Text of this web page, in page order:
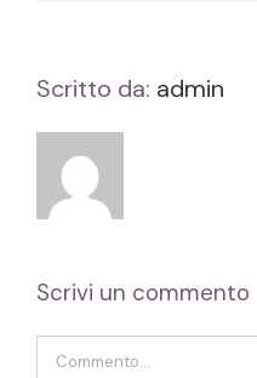
Scritto da: admin
Scrivi un commento
Commento